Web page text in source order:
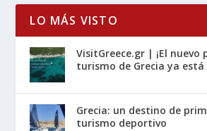
LO MÁS VISTO
VisitGreece.gr | ¡El
turismo de Grecia ya está
Grecia: un destino de
turismo deportivo